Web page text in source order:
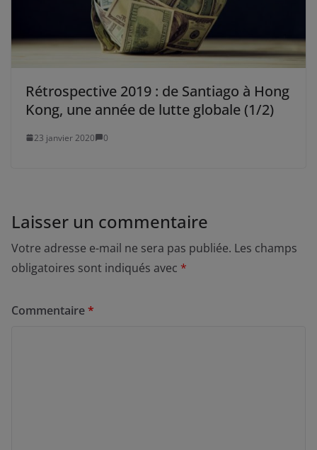
Rétrospective 2019 : de Santiago à Hong
Kong, une année de lutte globale (1/2)
23 janvier 2020 0
Laisser un commentaire
Votre adresse e-mail ne sera pas publiée. Les champs
obligatoires sont indiqués avec *
Commentaire*